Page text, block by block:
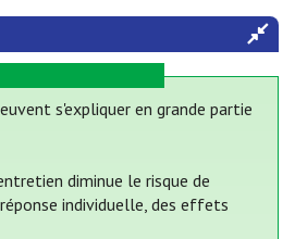
s'expliquer en grande partie
diminue le risque de
individuelle, des effets